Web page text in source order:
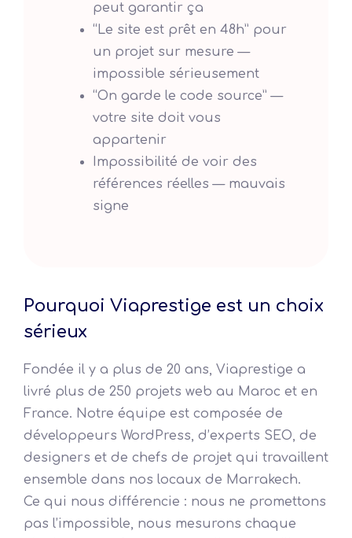
peut garantir ça
“Le site est prêt en 48h” pour
un projet sur mesure —
impossible sérieusement
“On garde le code source” —
votre site doit vous
appartenir
Impossibilité de voir des
références réelles — mauvais
signe
Pourquoi Viaprestige est un choix
sérieux
Fondée il y a plus de 20 ans, Viaprestige a
livré plus de 250 projets web au Maroc et en
France. Notre équipe est composée de
développeurs WordPress, d’experts SEO, de
designers et de chefs de projet qui travaillent
ensemble dans nos locaux de Marrakech.
Ce qui nous différencie : nous ne promettons
pas l’impossible, nous mesurons chaque